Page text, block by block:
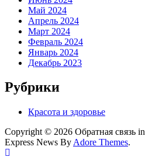
Май 2024
Апрель 2024
Март 2024
Февраль 2024
Январь 2024
Декабрь 2023
Рубрики
Красота и здоровье
Copyright © 2026 Обратная связь
Express News By Adore Themes.